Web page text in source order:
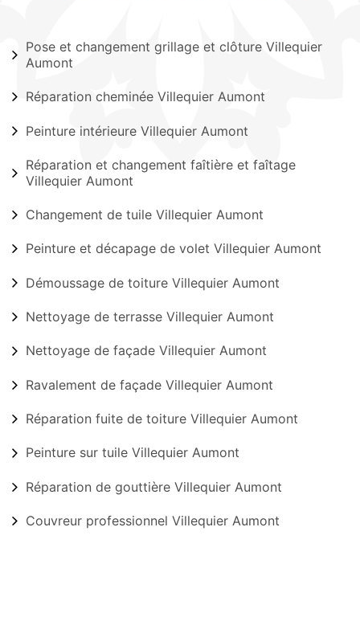
Pose et changement grillage et clôture Villequier
Aumont
Réparation cheminée Villequier Aumont
Peinture intérieure Villequier Aumont
Réparation et changement faîtière et faîtage
Villequier Aumont
Changement de tuile Villequier Aumont
Peinture et décapage de volet Villequier Aumont
Démoussage de toiture Villequier Aumont
Nettoyage de terrasse Villequier Aumont
Nettoyage de façade Villequier Aumont
Ravalement de façade Villequier Aumont
Réparation fuite de toiture Villequier Aumont
Peinture sur tuile Villequier Aumont
Réparation de gouttière Villequier Aumont
Couvreur professionnel Villequier Aumont